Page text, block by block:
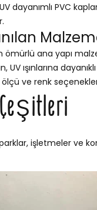
dayanımlı PVC
ömürlü ana yapı
ışınlarına
ve renk
işletmeler ve